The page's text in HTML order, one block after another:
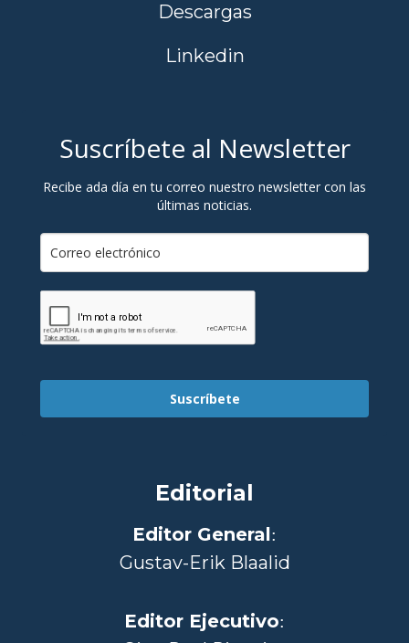
Descargas
Linkedin
Suscríbete al Newsletter
Recibe ada día en tu correo nuestro newsletter con las
últimas noticias.
Suscríbete
Editorial
Editor General:
Gustav-Erik Blaalid
Editor Ejecutivo: